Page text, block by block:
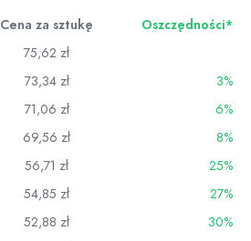
Cena za sztukę
Oszczędności*
75,62 zł
73,34 zł
3%
71,06 zł
6%
69,56 zł
8%
56,71 zł
25%
54,85 zł
27%
52,88 zł
30%